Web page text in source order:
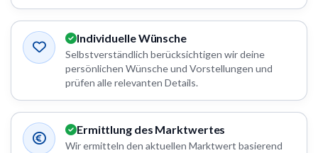
Individuelle Wünsche
Selbstverständlich berücksichtigen wir deine
persönlichen Wünsche und Vorstellungen und
prüfen alle relevanten Details.
Ermittlung des Marktwertes
Wir ermitteln den aktuellen Marktwert basierend